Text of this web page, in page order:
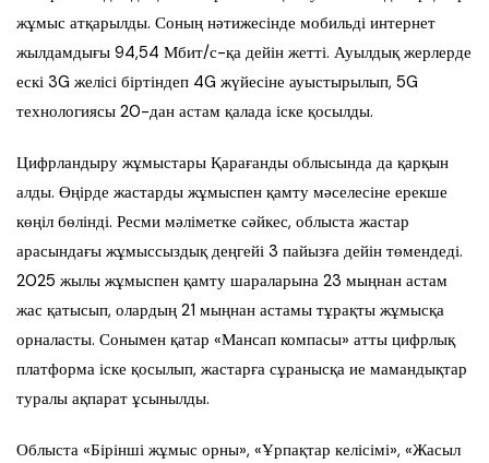
жұмыс атқарылды. Соның нәтижесінде мобильді интернет
жылдамдығы 94,54 Мбит/с-қа дейін жетті. Ауылдық жерлерде
ескі 3G желісі біртіндеп 4G жүйесіне ауыстырылып, 5G
технологиясы 20-дан астам қалада іске қосылды.
Цифрландыру жұмыстары Қарағанды облысында да қарқын
алды. Өңірде жастарды жұмыспен қамту мәселесіне ерекше
көңіл бөлінді. Ресми мәліметке сәйкес, облыста жастар
арасындағы жұмыссыздық деңгейі 3 пайызға дейін төмендеді.
2025 жылы жұмыспен қамту шараларына 23 мыңнан астам
жас қатысып, олардың 21 мыңнан астамы тұрақты жұмысқа
орналасты. Сонымен қатар «Мансап компасы» атты цифрлық
платформа іске қосылып, жастарға сұранысқа ие мамандықтар
туралы ақпарат ұсынылды.
Облыста «Бірінші жұмыс орны», «Ұрпақтар келісімі», «Жасыл